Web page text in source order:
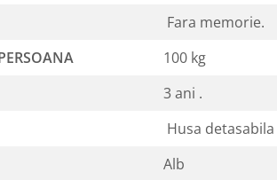
Fara memorie.
100 kg
3 ani .
Husa
Alb